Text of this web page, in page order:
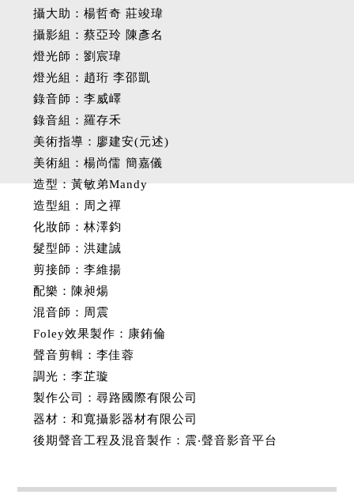
攝大助：楊哲奇 莊竣瑋
攝影組：蔡亞玲‭ ‬陳彥名‬
燈光師：劉宸瑋
燈光組：趙珩‭ ‬李邵凱‬
錄音師：李威嶧
錄音組：羅存禾
美術指導：廖建安(元述)
美術組：楊尚儒 簡嘉儀
造型：黃敏弟Mandy
造型組：周之禪
化妝師：林澤鈞‭‬
髮型師：洪建誠
剪接師：李維揚
配樂：陳昶煬
混音師：周震
Foley效果製作：康銪倫
聲音剪輯：李佳蓉
調光：李芷璇
製作公司：尋路國際有限公司
器材：和寬攝影器材有限公司
後期聲音工程及混音製作：震‧聲音影音平台